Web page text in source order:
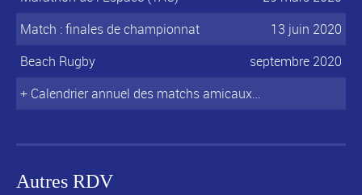
Match : finales de championnat
13 juin 2020
Beach Rugby
septembre 2020
+ Calendrier annuel des matchs amicaux…
Autres RDV